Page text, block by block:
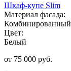
Шкаф-купе Slim
Материал фасада:
Комбинированный
Цвет:
Белый
от 75 000 руб.